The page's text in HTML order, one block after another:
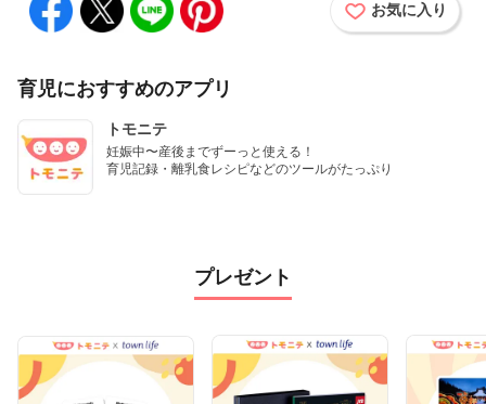
お気に入り
育児におすすめのアプリ
トモニテ
妊娠中〜産後までずーっと使える！
育児記録・離乳食レシピなどのツールがたっぷり
プレゼント